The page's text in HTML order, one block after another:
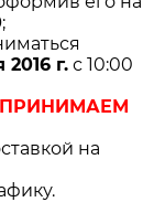
;
2016 г. с 10:00
ПРИНИМАЕМ
на